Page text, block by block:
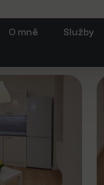
O mně Služby